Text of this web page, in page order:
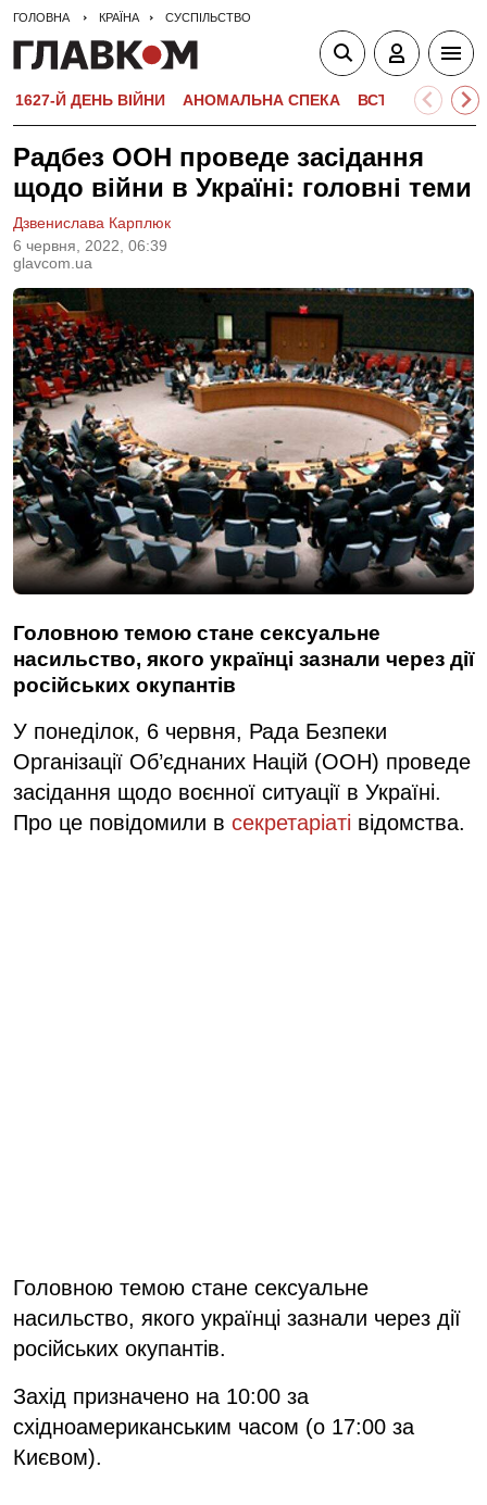
ГОЛОВНА КРАЇНА СУСПІЛЬСТВО
1627-Й ДЕНЬ ВІЙНИ АНОМАЛЬНА СПЕКА ВСТУПНА
Радбез ООН проведе засідання
щодо війни в Україні: головні теми
6 червня, 2022, 06:39
glavcom.ua
Дзвенислава Карплюк
Головною темою стане сексуальне
насильство, якого українці зазнали через дії
російських окупантів
У понеділок, 6 червня, Рада Безпеки
Організації Об’єднаних Націй (ООН) проведе
засідання щодо воєнної ситуації в Україні.
Про це повідомили в секретаріаті відомства.
Головною темою стане сексуальне
насильство, якого українці зазнали через дії
російських окупантів.
Захід призначено на 10:00 за
східноамериканським часом (о 17:00 за
Києвом).